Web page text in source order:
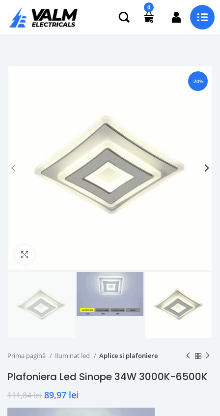
0
-20%
Prima pagină Iluminat led Aplice si plafoniere
Plafoniera Led Sinope 34W 3000K-6500K
111,84lei 89,97 lei